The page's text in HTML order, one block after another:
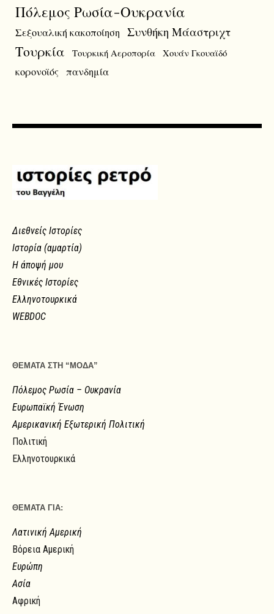
Πόλεμος Ρωσία-Ουκρανία
Σεξουαλική κακοποίηση Συνθήκη Μάαστριχτ
Τουρκία Τουρκική Αεροπορία Χουάν Γκουαϊδό
κορονοϊός πανδημία
Διεθνείς Ιστορίες
Ιστορία (αμαρτία)
Η άποψή μου
Εθνικές Ιστορίες
Ελληνοτουρκικά
WEBDOC
ΘΕΜΑΤΑ ΣΤΗ “ΜΟΔΑ”
Πόλεμος Ρωσία – Ουκρανία
Ευρωπαϊκή Ένωση
Αμερικανική Εξωτερική Πολιτική
Πολιτική
Ελληνοτουρκικά
ΘΕΜΑΤΑ ΓΙΑ:
Λατινική Αμερική
Βόρεια Αμερική
Ευρώπη
Ασία
Αφρική